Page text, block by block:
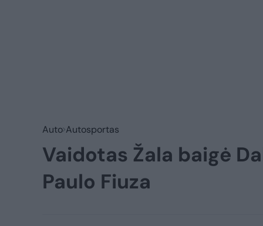
Auto Autosportas
Vaidotas Žala baigė
Paulo Fiuza